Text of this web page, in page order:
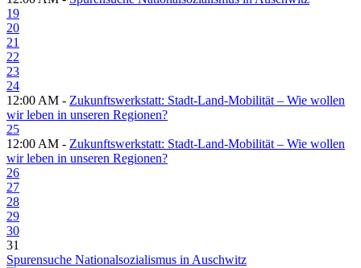
19
20
21
22
23
24
12:00 AM - Zukunftswerkstatt: Stadt-Land-Mobilität – Wie wollen
wir leben in unseren Regionen?
25
12:00 AM - Zukunftswerkstatt: Stadt-Land-Mobilität – Wie wollen
wir leben in unseren Regionen?
26
27
28
29
30
31
Spurensuche Nationalsozialismus in Auschwitz